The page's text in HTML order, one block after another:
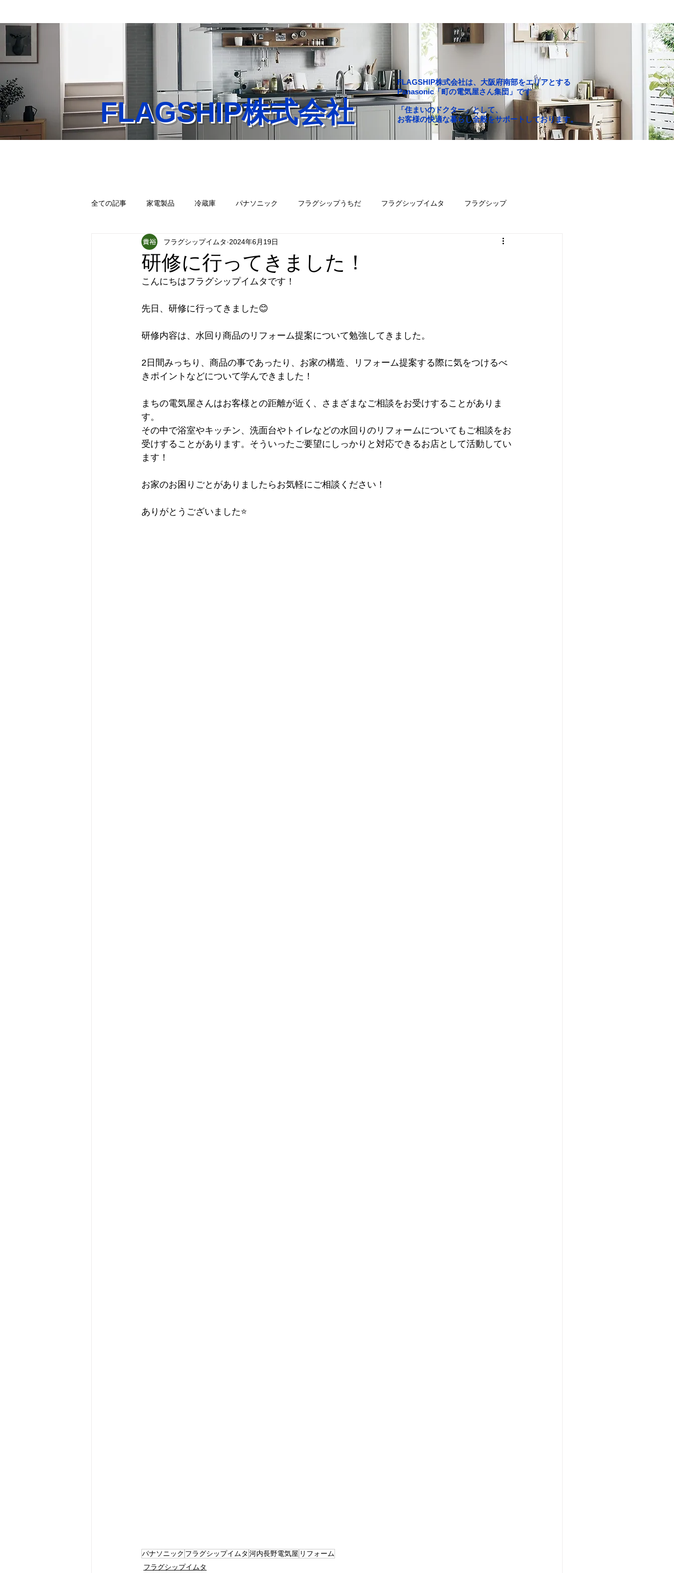
FLAGSHIP株式会社
FLAGSHIP株式会社は、大阪府南部をエリアとする
Panasonic「町の電気屋さん集団」です
「住まいのドクター」として、
お客様の快適な暮らし全般をサポートしております。
全ての記事 家電製品 冷蔵庫 パナソニック フラグシップうちだ フラグシップイムタ フラグシップ
フラグシップキョウエイ フラグシップいちはし
パナソニック補聴器 炊飯器 エコキュート
研修に行ってきました！
フラグシップイムタ 2024年6月19日
こんにちはフラグシップイムタです！
先日、研修に行ってきました😊
研修内容は、水回り商品のリフォーム提案について勉強してきました。
2日間みっちり、商品の事であったり、お家の構造、リフォーム提案する際に気をつけるべ
きポイントなどについて学んできました！
まちの電気屋さんはお客様との距離が近く、さまざまなご相談をお受けすることがありま
す。
その中で浴室やキッチン、洗面台やトイレなどの水回りのリフォームについてもご相談をお
受けすることがあります。そういったご要望にしっかりと対応できるお店として活動してい
ます！
お家のお困りごとがありましたらお気軽にご相談ください！
ありがとうございました⭐️
パナソニック フラグシップイムタ 河内長野電気屋 リフォーム
フラグシップイムタ